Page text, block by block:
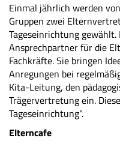
Einmal jährlich werden
Gruppen zwei
Tageseinrichtung
Ansprechpartner für die
Fachkräfte. Sie bringen
Anregungen bei
Kita-Leitung, den
Trägervertretung ein.
Tageseinrichtung“.
Elterncafe